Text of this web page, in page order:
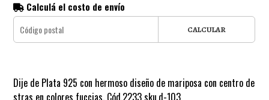
Calculá el costo de envío
CALCULAR
Dije de Plata 925 con hermoso diseño de mariposa con centro de
stras en colores fuccias. Cód.2233 sku.d-103